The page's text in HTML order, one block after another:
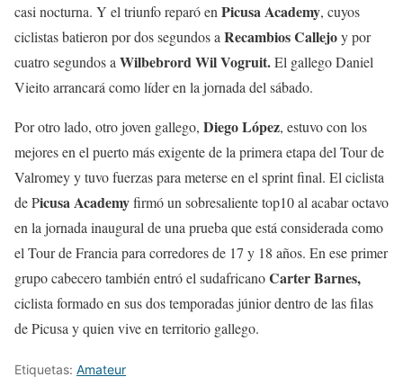
casi nocturna. Y el triunfo reparó en Picusa Academy, cuyos
ciclistas batieron por dos segundos a Recambios Callejoy por
cuatro segundos a Wilbebrord Wil Vogruit.El gallego Daniel
Vieito arrancará como líder en la jornada del sábado.
Por otro lado, otro joven gallego, Diego López, estuvo con los
mejores en el puerto más exigente de la primera etapa del Tour de
Valromey y tuvo fuerzas para meterse en el sprint final. El ciclista
de Picusa Academyfirmó un sobresaliente top10 al acabar octavo
en la jornada inaugural de una prueba que está considerada como
el Tour de Francia para corredores de 17 y 18 años. En ese primer
grupo cabecero también entró el sudafricanoCarter Barnes,
ciclista formado en sus dos temporadas júnior dentro de las filas
de Picusa y quien vive en territorio gallego.
Etiquetas: Amateur